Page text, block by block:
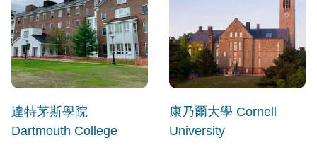
達特茅斯學院
Dartmouth College
康乃爾大學 Cornell
University